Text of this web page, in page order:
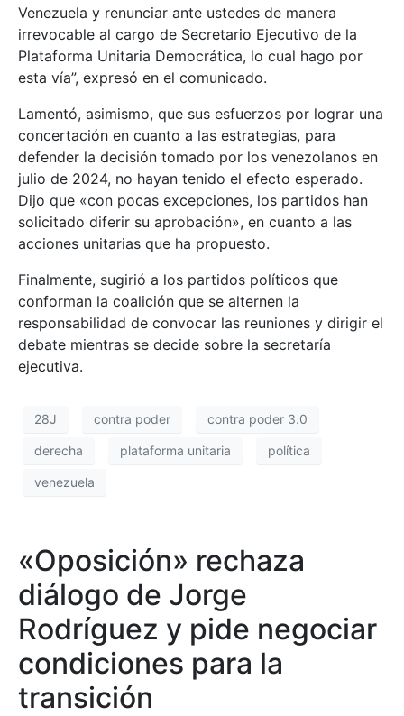
Venezuela y renunciar ante ustedes de manera
irrevocable al cargo de Secretario Ejecutivo de la
Plataforma Unitaria Democrática, lo cual hago por
esta vía”, expresó en el comunicado.
Lamentó, asimismo, que sus esfuerzos por lograr una
concertación en cuanto a las estrategias, para
defender la decisión tomado por los venezolanos en
julio de 2024, no hayan tenido el efecto esperado.
Dijo que «con pocas excepciones, los partidos han
solicitado diferir su aprobación», en cuanto a las
acciones unitarias que ha propuesto.
Finalmente, sugirió a los partidos políticos que
conforman la coalición que se alternen la
responsabilidad de convocar las reuniones y dirigir el
debate mientras se decide sobre la secretaría
ejecutiva.
28J contra poder contra poder 3.0
derecha plataforma unitaria política
venezuela
«Oposición» rechaza
diálogo de Jorge
Rodríguez y pide negociar
condiciones para la
transición